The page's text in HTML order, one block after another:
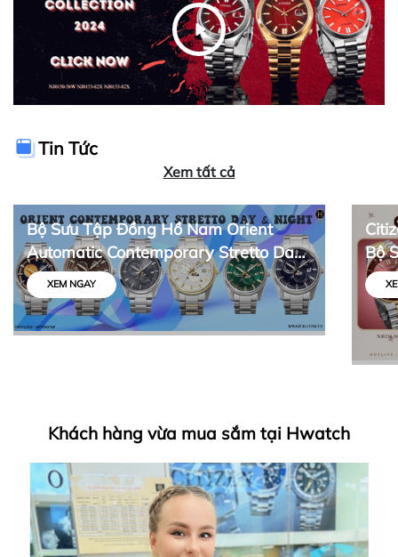
Tin Tức
Xem tất cả
Bộ Sưu Tập Đồng Hồ Nam Orient
Automatic Contemporary Stretto Day
& Night
XEM NGAY
Bộ
Khách hàng vừa mua sắm tại Hwatch